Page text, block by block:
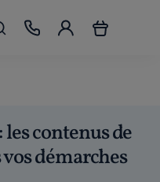
contenus de
démarches